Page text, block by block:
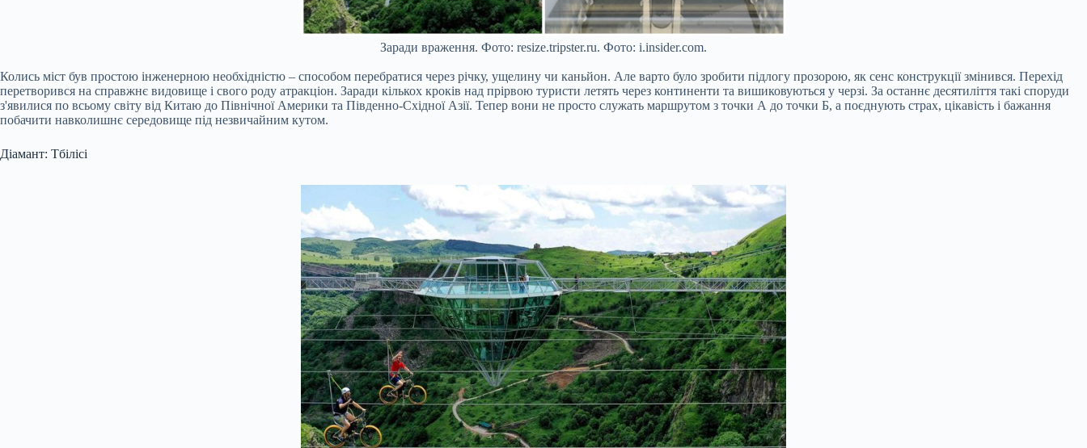
Заради враження. Фото: resize.tripster.ru. Фото: i.insider.com.
Колись міст був простою інженерною необхідністю – способом перебратися через річку, ущелину чи каньйон. Але варто було зробити підлогу прозорою, як сенс конструкції змінився. Перехід
перетворився на справжнє видовище і свого роду атракціон. Заради кількох кроків над прірвою туристи летять через континенти та вишиковуються у черзі. За останнє десятиліття такі споруди
з'явилися по всьому світу від Китаю до Північної Америки та Південно-Східної Азії. Тепер вони не просто служать маршрутом з точки А до точки Б, а поєднують страх, цікавість і бажання
побачити навколишнє середовище під незвичайним кутом.
Діамант: Тбілісі